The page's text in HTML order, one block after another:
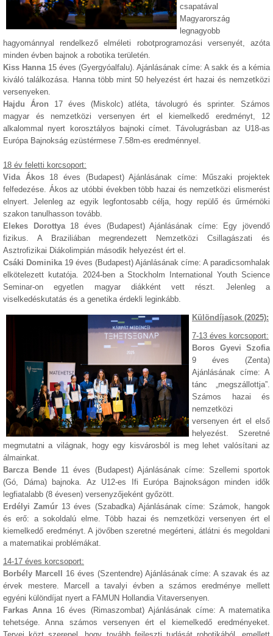
csapatával
Magyarország
legnagyobb
hagyománnyal rendelkező elméleti robotprogramozási versenyét, azóta
minden évben bajnok a robotika területén.
Kiss Hanna15 éves (Gyergyóalfalu). Ajánlásának címe: A sakk és a kémia
kiváló találkozása. Hanna több mint 50 helyezést ért hazai és nemzetközi
versenyeken.
Hajdu Áron 17 éves (Miskolc) atléta, távolugró és sprinter. Számos
magyar és nemzetközi versenyen ért el kiemelkedő eredményt, 12
alkalommal nyert korosztályos bajnoki címet. Távolugrásban az U18-as
Európa Bajnokság ezüstérmese 7.58m-es eredménnyel.
18 év feletti korcsoport:
Vida Ákos18 éves (Budapest) Ajánlásának címe: Műszaki projektek
felfedezése. Ákos az utóbbi években több hazai és nemzetközi elismerést
elnyert. Jelenleg az egyik legfontosabb célja, hogy repülő és űrmérnöki
szakon tanulhasson tovább.
Elekes Dorottya18 éves (Budapest) Ajánlásának címe: Egy jövendő
fizikus. A Braziliában megrendezett Nemzetközi Csillagászati és
Asztrofizikai Diákolimpián második helyezést ért el.
Csáki Dominika19 éves (Budapest) Ajánlásának címe: A paradicsomhalak
elkötelezett kutatója. 2024-ben a Stockholm International Youth Science
Seminar-on egyetlen magyar diákként vett részt. Jelenleg a
viselkedéskutatás és a genetika érdekli leginkább.
Különdíjasok (2025):
7-13 éves korcsoport:
Boros Gyevi Szofia
9 éves (Zenta)
Ajánlásának címe: A
tánc „megszállottja”.
Számos hazai és
nemzetközi
versenyen ért el első
helyezést. Szeretné
megmutatni a világnak, hogy egy kisvárosból is meg lehet valósítani az
álmainkat.
Barcza Bende 11 éves (Budapest) Ajánlásának címe: Szellemi sportok
(Gó, Dáma) bajnoka. Az U12-es Ifi Európa Bajnokságon minden idők
legfiatalabb (8 évesen) versenyzőjeként győzött.
Erdélyi Zamúr 13 éves (Szabadka) Ajánlásának címe: Számok, hangok
és erő: a sokoldalú elme. Több hazai és nemzetközi versenyen ért el
kiemelkedő eredményt. A jövőben szeretné megérteni, átlátni és megoldani
a matematikai problémákat.
14-17 éves korcsoport:
Borbély Marcell
16 éves (Szentendre) Ajánlásának címe: A szavak és az
érvek mestere. Marcell a tavalyi évben a számos eredménye mellett
egyéni különdíjat nyert a FAMUN Hollandia Vitaversenyen.
Farkas Anna16 éves (Rimaszombat) Ajánlásának címe: A matematika
tehetsége. Anna számos versenyen ért el kiemelkedő eredményeket.